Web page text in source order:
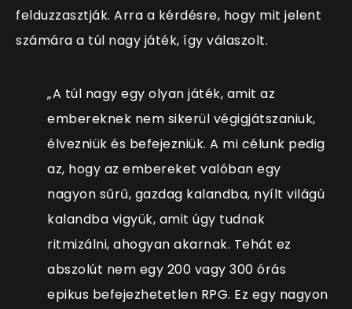
felduzzasztják. Arra a kérdésre, hogy mit jelent
számára a túl nagy játék, így válaszolt.
„A túl nagy egy olyan játék, amit az
embereknek nem sikerül végigjátszaniuk,
élvezniük és befejezniük. A mi célunk pedig
az, hogy az embereket valóban egy
nagyon sűrű, gazdag kalandba, nyílt világú
kalandba vigyük, amit úgy tudnak
ritmizálni, ahogyan akarnak. Tehát ez
abszolút nem egy 200 vagy 300 órás
epikus befejezhetetlen RPG. Ez egy nagyon